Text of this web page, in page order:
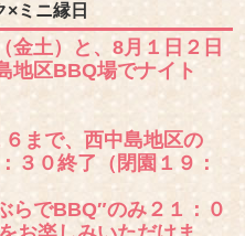
ミニ縁日
金土）と、8月１日２日
地区BBQ場でナイト
まで、西中島地区の
３０終了（閉園１９：
らでBBQ″のみ２１：０